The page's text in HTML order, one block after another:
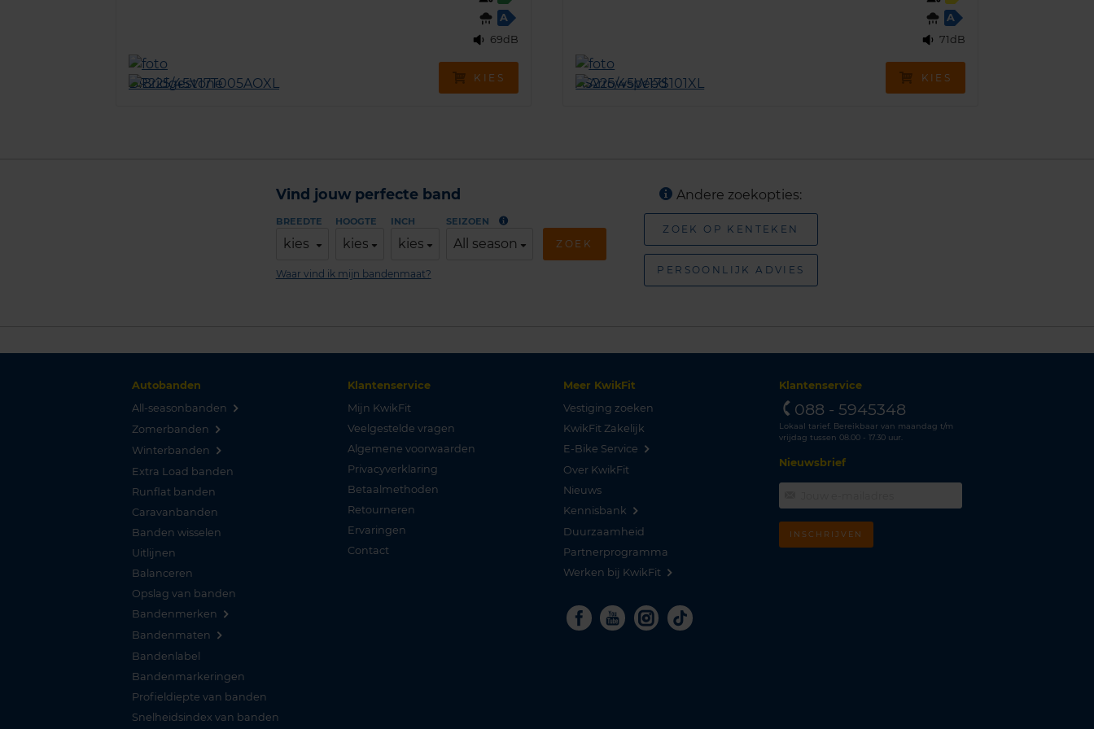
A
69dB
KIES
A
71dB
KIES
Vind jouw perfecte band
BREEDTE
kies
HOOGTE
kies
INCH
kies
SEIZOEN
All season ZOEK
Waar vind ik mijn bandenmaat?
Andere zoekopties:
ZOEK OP KENTEKEN
PERSOONLIJK ADVIES
Autobanden
All-seasonbanden
Zomerbanden
Winterbanden
Extra Load banden
Runflat banden
Caravanbanden
Banden wisselen
Uitlijnen
Balanceren
Opslag van banden
Bandenmerken
Bandenmaten
Bandenlabel
Bandenmarkeringen
Profieldiepte van banden
Snelheidsindex van banden
Klantenservice
Mijn KwikFit
Veelgestelde vragen
Algemene voorwaarden
Privacyverklaring
Betaalmethoden
Retourneren
Ervaringen
Contact
Meer KwikFit
Vestiging zoeken
KwikFit Zakelijk
E-Bike Service
Over KwikFit
Nieuws
Kennisbank
Duurzaamheid
Partnerprogramma
Werken bij KwikFit
Facebook
YoutubeInstagram
Tiktok
Klantenservice
088 - 5945348
Lokaal tarief. Bereikbaar van maandag t/m
vrijdag tussen 08.00 - 17.30 uur.
Nieuwsbrief
INSCHRIJVEN